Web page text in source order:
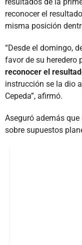
resultados de la
reconocer el
misma posición
“Desde el domingo,
favor de su heredero
reconocer el
instrucción se la dio
Cepeda”, afirmó.
Aseguró además
sobre supuestos